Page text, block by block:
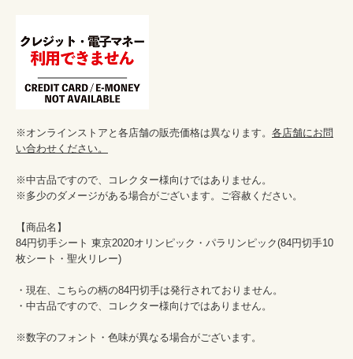
※オンラインストアと各店舗の販売価格は異なります。 各店舗にお問
い合わせください。
※中古品ですので、コレクター様向けではありません。
※多少のダメージがある場合がございます。ご容赦ください。
【商品名】
84円切手シート 東京2020オリンピック・パラリンピック(84円切手10
枚シート・聖火リレー)
・現在、こちらの柄の84円切手は発行されておりません。
・中古品ですので、コレクター様向けではありません。
※数字のフォント・色味が異なる場合がございます。